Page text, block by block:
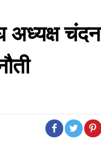
अध्यक्ष चंदन